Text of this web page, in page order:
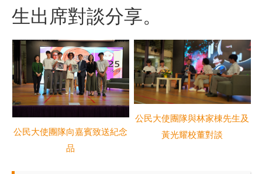
生出席對談分享。
公民大使團隊向嘉賓致送紀念
品
公民大使團隊與林家棟先生及
黃光耀校董對談